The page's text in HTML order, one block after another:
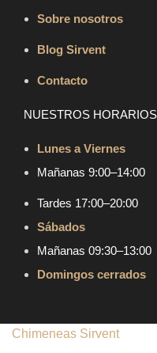
Sobre nosotros
Blog Sirvent
Contacto
NUESTROS HORARIOS
Lunes a Viernes
Mañanas 9:00–14:00
Tardes 17:00–20:00
Sábados
Mañanas 09:30–13:00
Domingos cerrados
Chimeneas Sirvent|